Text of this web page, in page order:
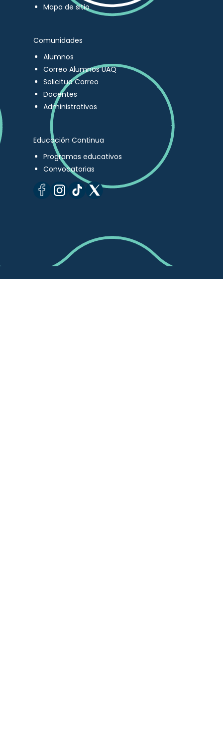
Mapa de sitio
Comunidades
Alumnos
Correo Alumnos UAQ
Solicitud Correo
Docentes
Administrativos
Educación Continua
Programas educativos
Convocatorias